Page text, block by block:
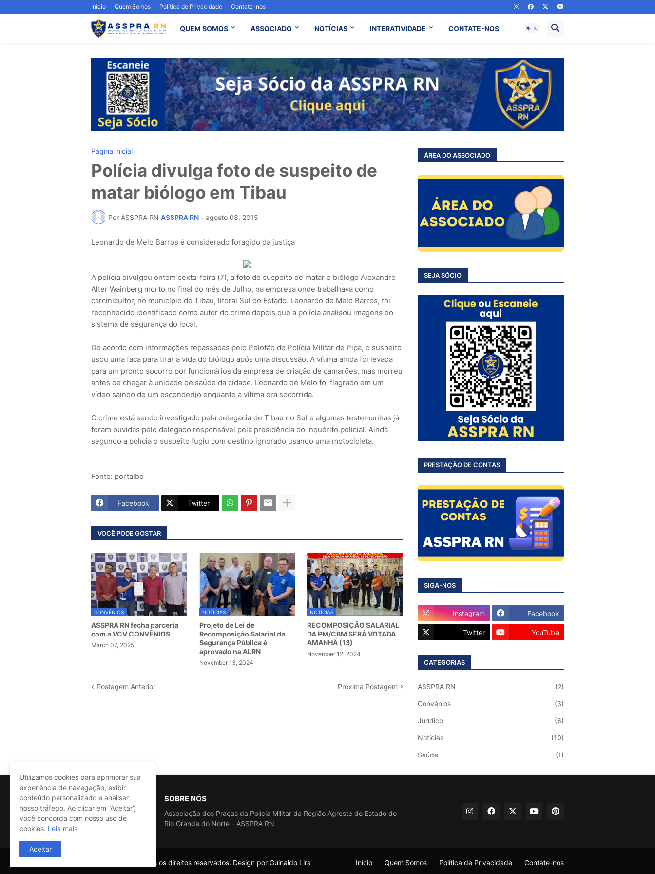
Início Quem Somos Política de Privacidade Contate-nos
QUEM SOMOS ASSOCIADO NOTÍCIAS INTERATIVIDADE CONTATE-NOS
Página inicial
Polícia divulga foto de suspeito de
matar biólogo em Tibau
Por ASSPRA RN ASSPRA RN - agosto 08, 2015
Leonardo de Melo Barros é considerado foragido da justiça
A polícia divulgou ontem sexta-feira (7), a foto do suspeito de matar o biólogo Alexandre
Alter Wainberg morto no final do mês de Julho, na empresa onde trabalhava como
carcinicultor, no município de Tibau, litoral Sul do Estado. Leonardo de Melo Barros, foi
reconhecido identificado como autor do crime depois que a polícia analisou imagens do
sistema de segurança do local.
De acordo com informações repassadas pelo Pelotão de Polícia Militar de Pipa, o suspeito
usou uma faca para tirar a vida do biólogo após uma discussão. A vítima ainda foi levada
para um pronto socorro por funcionários da empresa de criação de camarões, mas morreu
antes de chegar à unidade de saúde da cidade. Leonardo de Melo foi flagrado em um
vídeo saindo de um esconderijo enquanto a vítima era socorrida.
O crime está sendo investigado pela delegacia de Tibau do Sul e algumas testemunhas já
foram ouvidas pelo delegado responsável pela presidência do inquérito policial. Ainda
segundo a polícia o suspeito fugiu com destino ignorado usando uma motocicleta.
Fonte: portalbo
Facebook Twitter
VOCÊ PODE GOSTAR
CONVÊNIOS
ASSPRA RN fecha parceria
com a VCV CONVÊNIOS
March 07, 2025
NOTÍCIAS
Projeto de Lei de
Recomposição Salarial da
Segurança Pública é
aprovado na ALRN
November 13, 2024
NOTÍCIAS
RECOMPOSIÇÃO SALARIAL
DA PM/CBM SERÁ VOTADA
AMANHÃ (13)
November 12, 2024
Postagem Anterior Próxima Postagem
ÁREA DO ASSOCIADO
SEJA SÓCIO
PRESTAÇÃO DE CONTAS
SIGA-NOS
Instagram Facebook
Twitter YouTube
CATEGORIAS
ASSPRA RN (2)
Convênios (3)
Jurídico (6)
Notícias (10)
Saúde (1)
SOBRE NÓS
Associação dos Praças da Polícia Militar da Região Agreste do Estado do
Rio Grande do Norte - ASSPRA RN
@ASSPRA RN Todos os direitos reservados. Design por Guinaldo Lira Início Quem Somos Política de Privacidade Contate-nos
Utilizamos cookies para aprimorar sua
experiência de navegação, exibir
conteúdo personalizado e analisar
nosso tráfego. Ao clicar em “Aceitar”,
você concorda com nosso uso de
cookies. Leia mais
Aceitar